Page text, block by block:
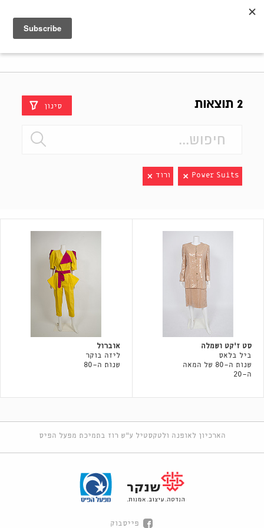
2 תוצאות סינון
Power Suits ורוד
סט ז׳קט ושמלה
ביל בלאס
שנות ה-80 של המאה
ה-20
אוברול
ליזה בוקר
שנות ה-80
הארכיון לאופנה ולטקסטיל ע"ש רוז בתמיכת מפעל הפיס
פייסבוק